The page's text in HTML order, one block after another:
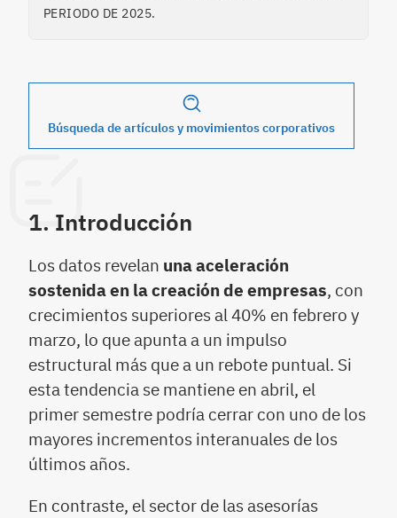
PERIODO DE 2025.
Búsqueda de artículos y movimientos corporativos
1. Introducción
Los datos revelan una aceleración
sostenida en la creación de empresas, con
crecimientos superiores al 40% en febrero y
marzo, lo que apunta a un impulso
estructural más que a un rebote puntual. Si
esta tendencia se mantiene en abril, el
primer semestre podría cerrar con uno de los
mayores incrementos interanuales de los
últimos años.
En contraste, el sector de las asesorías